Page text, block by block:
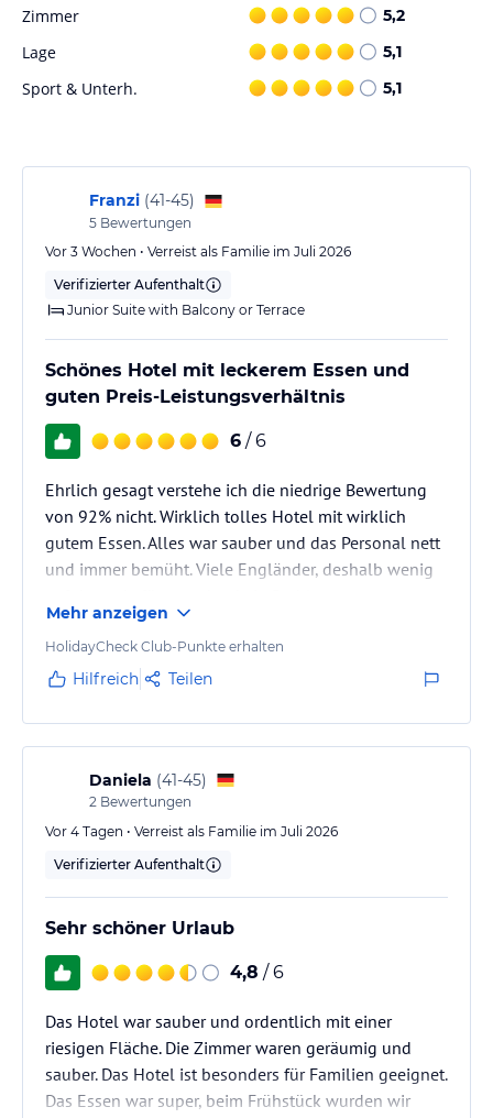
Sport und Unterhaltung
Das TUI BLUE Tropical bietet eine Vielzahl an Freizeit- und
Sportmöglichkeiten, um Ihren Aufenthalt abwechslungsreich zu
gestalten. Neben einem Fitnesscenter stehen Ihnen auch
die Unterhaltung der jüngeren Gäste.
Hinweis: Verfasst von HolidayCheck mit Hilfe von KI. Alle
Zimmer 5,2
Lage 5,1
Sport & Unterh. 5,1
Franzi (41-45)
5 Bewertungen
Vor 3 Wochen • Verreist als Familie im Juli 2026
Verifizierter Aufenthalt
Junior Suite with Balcony or Terrace
Schönes Hotel mit leckerem Essen und
guten Preis-Leistungsverhältnis
6 / 6
Ehrlich gesagt verstehe ich die niedrige Bewertung
von 92% nicht. Wirklich tolles Hotel mit wirklich
gutem Essen. Alles war sauber und das Personal nett
und immer bemüht. Viele Engländer, deshalb wenig
Mehr anzeigen
HolidayCheck Club-Punkte erhalten
Hilfreich Teilen
Daniela (41-45)
2 Bewertungen
Vor 4 Tagen • Verreist als Familie im Juli 2026
Verifizierter Aufenthalt
Sehr schöner Urlaub
4,8 / 6
Das Hotel war sauber und ordentlich mit einer
riesigen Fläche. Die Zimmer waren geräumig und
sauber. Das Hotel ist besonders für Familien geeignet.
Das Essen war super, beim Frühstück wurden wir